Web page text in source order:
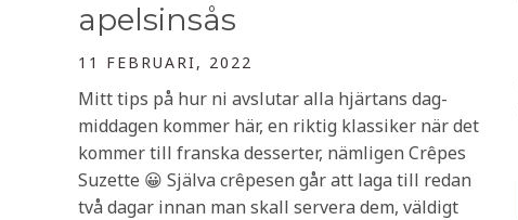
apelsinsås
11 FEBRUARI, 2022
Mitt tips på hur ni avslutar alla hjärtans dag-
middagen kommer här, en riktig klassiker när det
kommer till franska desserter, nämligen Crêpes
Suzette 😀 Själva crêpesen går att laga till redan
två dagar innan man skall servera dem, väldigt